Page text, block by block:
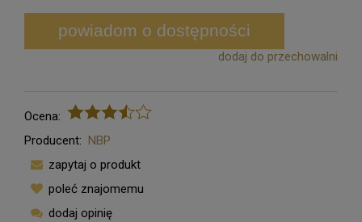
powiadom o dostępności
dodaj do przechowalni
Ocena:
Producent: NBP
zapytaj o produkt
poleć znajomemu
dodaj opinię